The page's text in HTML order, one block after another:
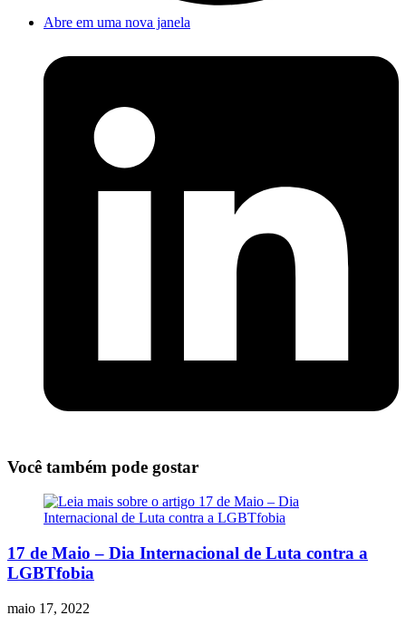
Abre em uma nova janela
Você também pode gostar
17 de Maio – Dia Internacional de Luta contra a
LGBTfobia
maio 17, 2022